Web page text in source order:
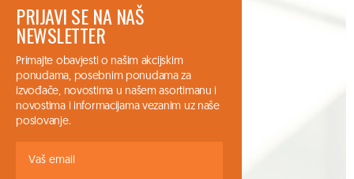
PRIJAVI SE NA NAŠ
NEWSLETTER
Primajte obavjesti o našim akcijskim
ponudama, posebnim ponudama za
izvođače, novostima u našem asortimanu i
novostima i informacijama vezanim uz naše
poslovanje.